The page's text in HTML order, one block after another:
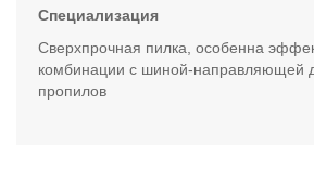
Специализация
Сверхпрочная пилка, особенна
комбинации с шиной-направляющей
пропилов